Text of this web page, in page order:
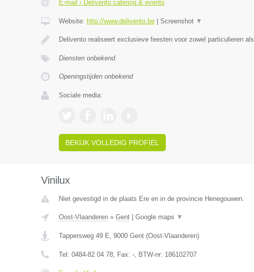
E-mail › Delivento catering & events
Website: http://www.delivento.be| Screenshot ▼
Delivento realiseert exclusieve feesten voor zowel particulieren als
Diensten onbekend
Openingstijden onbekend
Sociale media:
BEKIJK VOLLEDIG PROFIEL
Vinilux
Niet gevestigd in de plaats Ere en in de provincie Henegouwen.
Oost-Vlaanderen» Gent| Google maps ▼
Tappersweg 49 E, 9000 Gent(Oost-Vlaanderen)
Tel: 0484-82 04 78, Fax: -, BTW-nr: 186102707